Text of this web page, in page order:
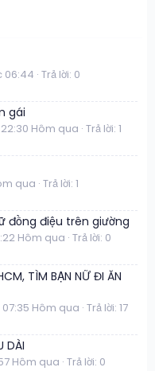
06:44 Trả lời: 0
gái
22:30 Hôm qua Trả lời: 1
qua Trả lời: 1
đồng điệu trên giường
Hôm qua Trả lời: 0
TÌM BẠN NỮ ĐI ĂN
07:35 Hôm qua Trả lời: 17
DÀI
Hôm qua Trả lời: 0